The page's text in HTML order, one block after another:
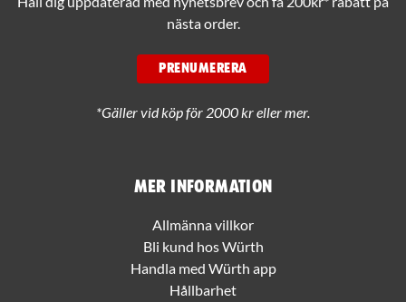
Mer information
Allmänna villkor
Bli kund hos Würth
Handla med Würth app
Hållbarhet
nästa order.
PRENUMERERA
*Gäller vid köp för 2000 kr eller mer.